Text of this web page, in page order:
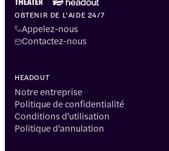
OBTENIR DE L'AIDE 24/7
Appelez-nous
Contactez-nous
HEADOUT
Notre entreprise
Politique de confidentialité
Conditions d'utilisation
Politique d'annulation